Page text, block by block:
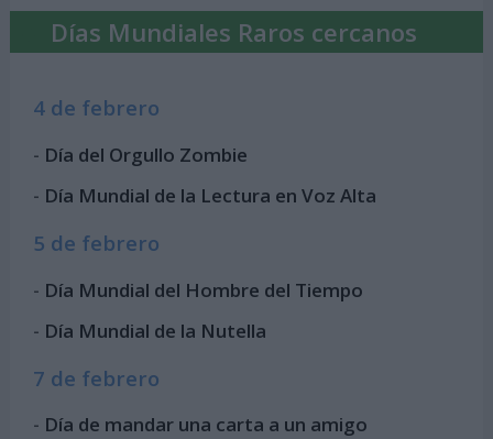
Días Mundiales Raros cercanos
4 de febrero
- Día del Orgullo Zombie
- Día Mundial de la Lectura en Voz Alta
5 de febrero
- Día Mundial del Hombre del Tiempo
- Día Mundial de la Nutella
7 de febrero
- Día de mandar una carta a un amigo